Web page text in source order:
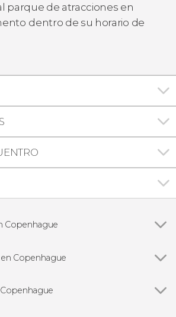
parque de atracciones en
dentro de su horario de
Copenhague
Copenhague